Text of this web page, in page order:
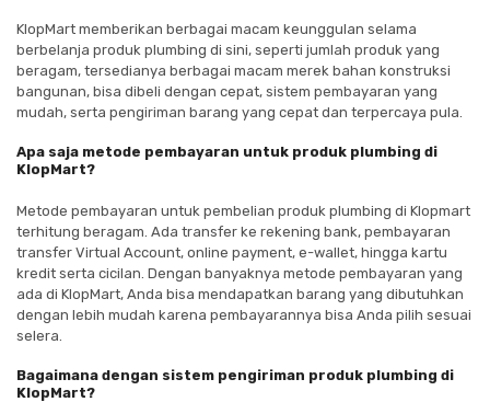
KlopMart memberikan berbagai macam keunggulan selama
berbelanja produk plumbing di sini, seperti jumlah produk yang
beragam, tersedianya berbagai macam merek bahan konstruksi
bangunan, bisa dibeli dengan cepat, sistem pembayaran yang
mudah, serta pengiriman barang yang cepat dan terpercaya pula.
Apa saja metode pembayaran untuk produk plumbing di
KlopMart?
Metode pembayaran untuk pembelian produk plumbing di Klopmart
terhitung beragam. Ada transfer ke rekening bank, pembayaran
transfer Virtual Account, online payment, e-wallet, hingga kartu
kredit serta cicilan. Dengan banyaknya metode pembayaran yang
ada di KlopMart, Anda bisa mendapatkan barang yang dibutuhkan
dengan lebih mudah karena pembayarannya bisa Anda pilih sesuai
selera.
Bagaimana dengan sistem pengiriman produk plumbing di
KlopMart?